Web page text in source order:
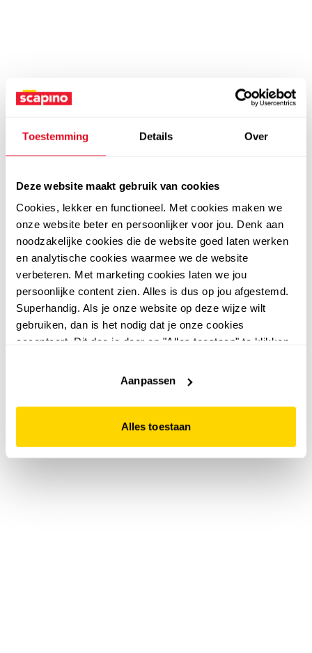
Toestemming Details Over
Deze website maakt gebruik van cookies
Cookies, lekker en functioneel. Met cookies maken we
onze website beter en persoonlijker voor jou. Denk aan
noodzakelijke cookies die de website goed laten werken
en analytische cookies waarmee we de website
verbeteren. Met marketing cookies laten we jou
persoonlijke content zien. Alles is dus op jou afgestemd.
Superhandig. Als je onze website op deze wijze wilt
gebruiken, dan is het nodig dat je onze cookies
accepteert. Dit doe je door op "Alles toestaan" te klikken.
website niet optimaal functioneert.
Aanpassen
Alles toestaan